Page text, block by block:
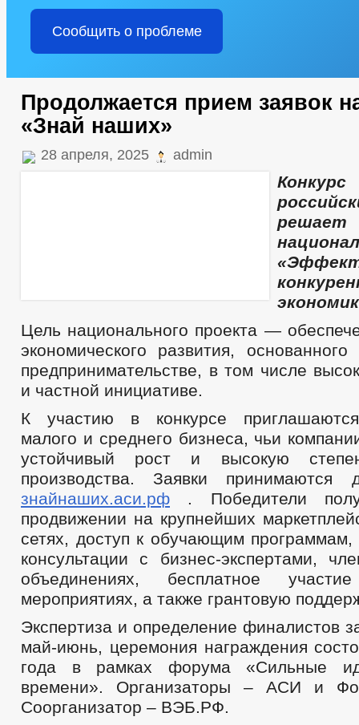
Сообщить о проблеме
Продолжается прием заявок
«Знай наших»
28 апреля, 2025 admin
Цель национального проекта —
экономического развития,
предпринимательстве, в том числе
и частной инициативе.
К участию в конкурсе приглашаются
малого и среднего бизнеса, чьи
устойчивый рост и высокую
производства. Заявки
знайнаших.аси.рф . Победители
продвижении на крупнейших
сетях, доступ к обучающим
консультации с бизнес-экспертами,
объединениях, бесплатное
мероприятиях, а также грантовую
Экспертиза и определение финалистов
май-июнь, церемония награждения
года в рамках форума «Сильные
времени». Организаторы – АСИ и
Соорганизатор – ВЭБ.РФ.